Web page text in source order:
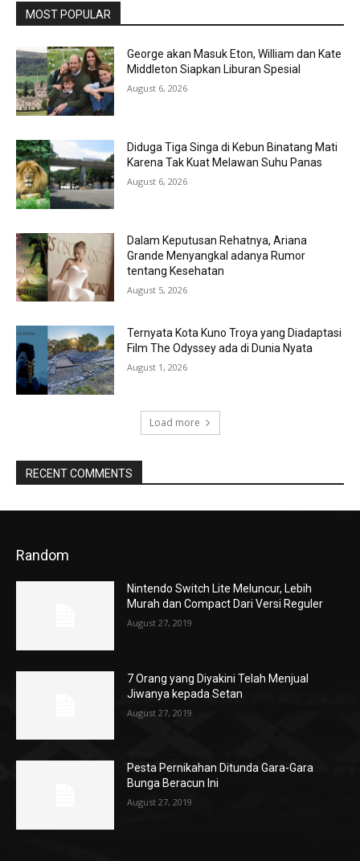
MOST POPULAR
George akan Masuk Eton, William dan Kate
Middleton Siapkan Liburan Spesial
August 6, 2026
Diduga Tiga Singa di Kebun Binatang Mati
Karena Tak Kuat Melawan Suhu Panas
August 6, 2026
Dalam Keputusan Rehatnya, Ariana
Grande Menyangkal adanya Rumor
tentang Kesehatan
August 5, 2026
Ternyata Kota Kuno Troya yang Diadaptasi
Film The Odyssey ada di Dunia Nyata
August 1, 2026
Load more
RECENT COMMENTS
Random
Nintendo Switch Lite Meluncur, Lebih
Murah dan Compact Dari Versi Reguler
August 27, 2019
7 Orang yang Diyakini Telah Menjual
Jiwanya kepada Setan
August 27, 2019
Pesta Pernikahan Ditunda Gara-Gara
Bunga Beracun Ini
August 27, 2019